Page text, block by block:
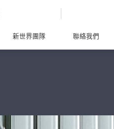
新世界團隊 聯絡我們